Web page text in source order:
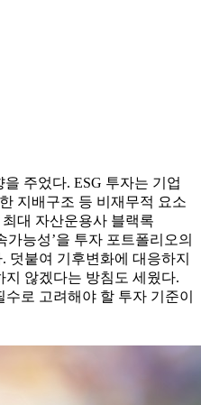
주었다. ESG 투자는 기업
지배구조 등 비재무적 요소
대 자산운용사 블랙록
가능성’을 투자 포트폴리오의
덧붙여 기후변화에 대응하지
않겠다는 방침도 세웠다.
로 고려해야 할 투자 기준이